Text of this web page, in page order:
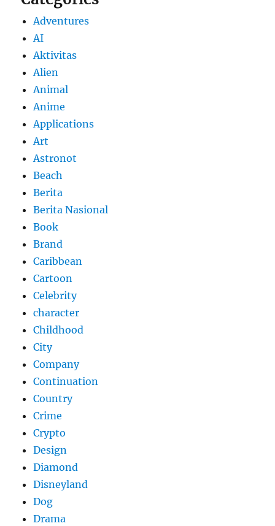
Adventures
AI
Aktivitas
Alien
Animal
Anime
Applications
Art
Astronot
Beach
Berita
Berita Nasional
Book
Brand
Caribbean
Cartoon
Celebrity
character
Childhood
City
Company
Continuation
Country
Crime
Crypto
Design
Diamond
Disneyland
Dog
Drama